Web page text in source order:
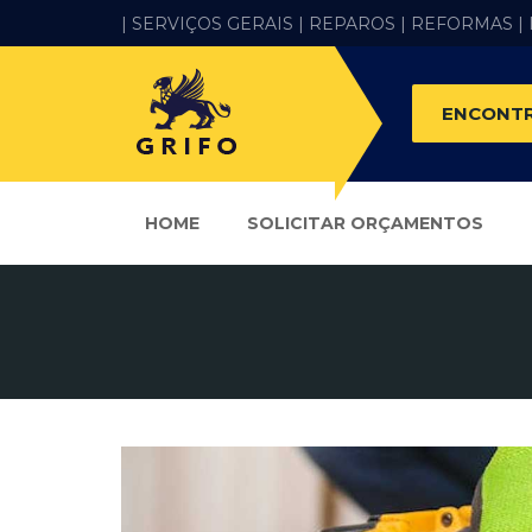
| SERVIÇOS GERAIS | REPAROS | REFORMAS |
HOME SOLICITAR ORÇAMENTOS